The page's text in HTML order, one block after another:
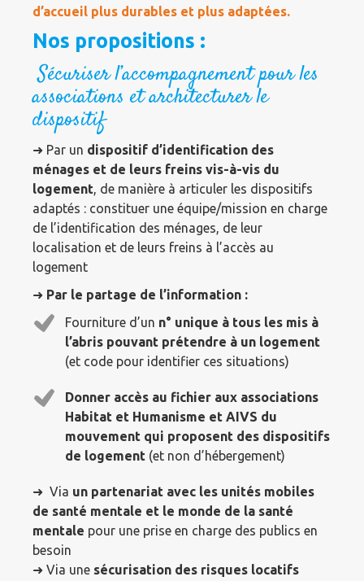
d’accueil plus durables et plus adaptées.
Nos propositions :
Sécuriser l’accompagnement pour les
associations et architecturer le
dispositif
➜ Par un dispositif d’identification des
ménages et de leurs freins vis-à-vis du
logement, de manière à articuler les dispositifs
adaptés : constituer une équipe/mission en charge
de l’identification des ménages, de leur
localisation et de leurs freins à l’accès au
logement
➜ Par le partage de l’information :
Fourniture d’un n° unique à tous les mis à
l’abris pouvant prétendre à un logement
(et code pour identifier ces situations)
Donner accès au fichier aux associations
Habitat et Humanisme et AIVS du
mouvement qui proposent des dispositifs
de logement (et non d’hébergement)
➜ Via un partenariat avec les unités mobiles
de santé mentale et le monde de la santé
mentale pour une prise en charge des publics en
besoin
➜ Via une sécurisation des risques locatifs